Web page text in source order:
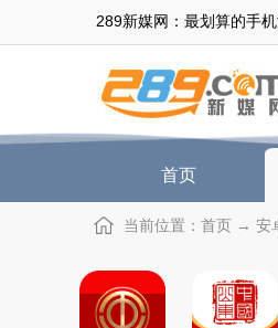
289新媒网：最划算的手
首页
当前位置： 首页 → 安